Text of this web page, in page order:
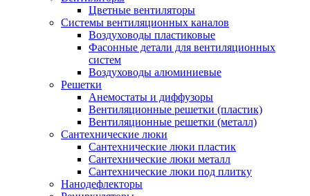
Цветные вентиляторы
Системы вентиляционных каналов
Воздуховоды пластиковые
Фасонные детали для вентиляционных
систем
Воздуховоды алюминиевые
Решетки
Анемостаты и диффузоры
Вентиляционные решетки (пластик)
Вентиляционные решетки (металл)
Сантехнические люки
Сантехнические люки пластик
Сантехнические люки металл
Сантехнические люки под плитку
Нанодефлекторы